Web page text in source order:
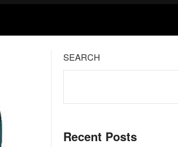
SEARCH
Recent Posts